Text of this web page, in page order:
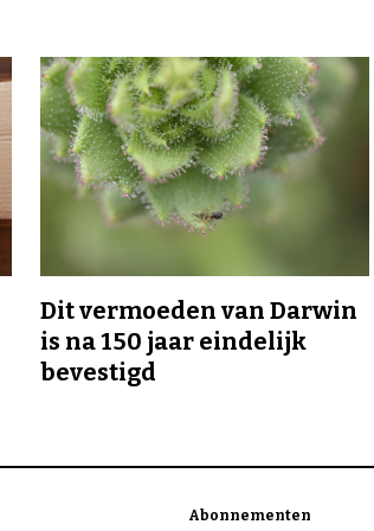
Dit vermoeden van Darwin
is na 150 jaar eindelijk
bevestigd
Abonnementen